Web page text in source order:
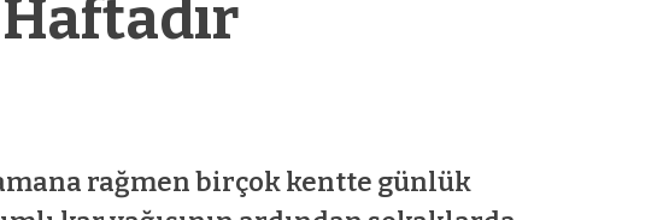
rağmen birçok kentte günlük